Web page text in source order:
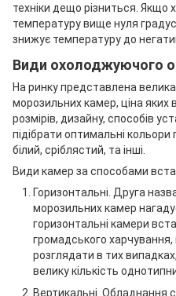
техніки дещо різниться. Якщо
температуру вище нуля
знижує температуру до
Види охолоджуючого
На ринку представлена
морозильних камер, ціна яких
розмірів, дизайну, способів
підібрати оптимальні кольори
білий, сріблястий, та інші.
Види камер за способами
Горизонтальні. Друга
морозильних камер
горизонтальні камери
громадського харчування,
розглядати в тих
велику кількість
Вертикальні. Обладнання